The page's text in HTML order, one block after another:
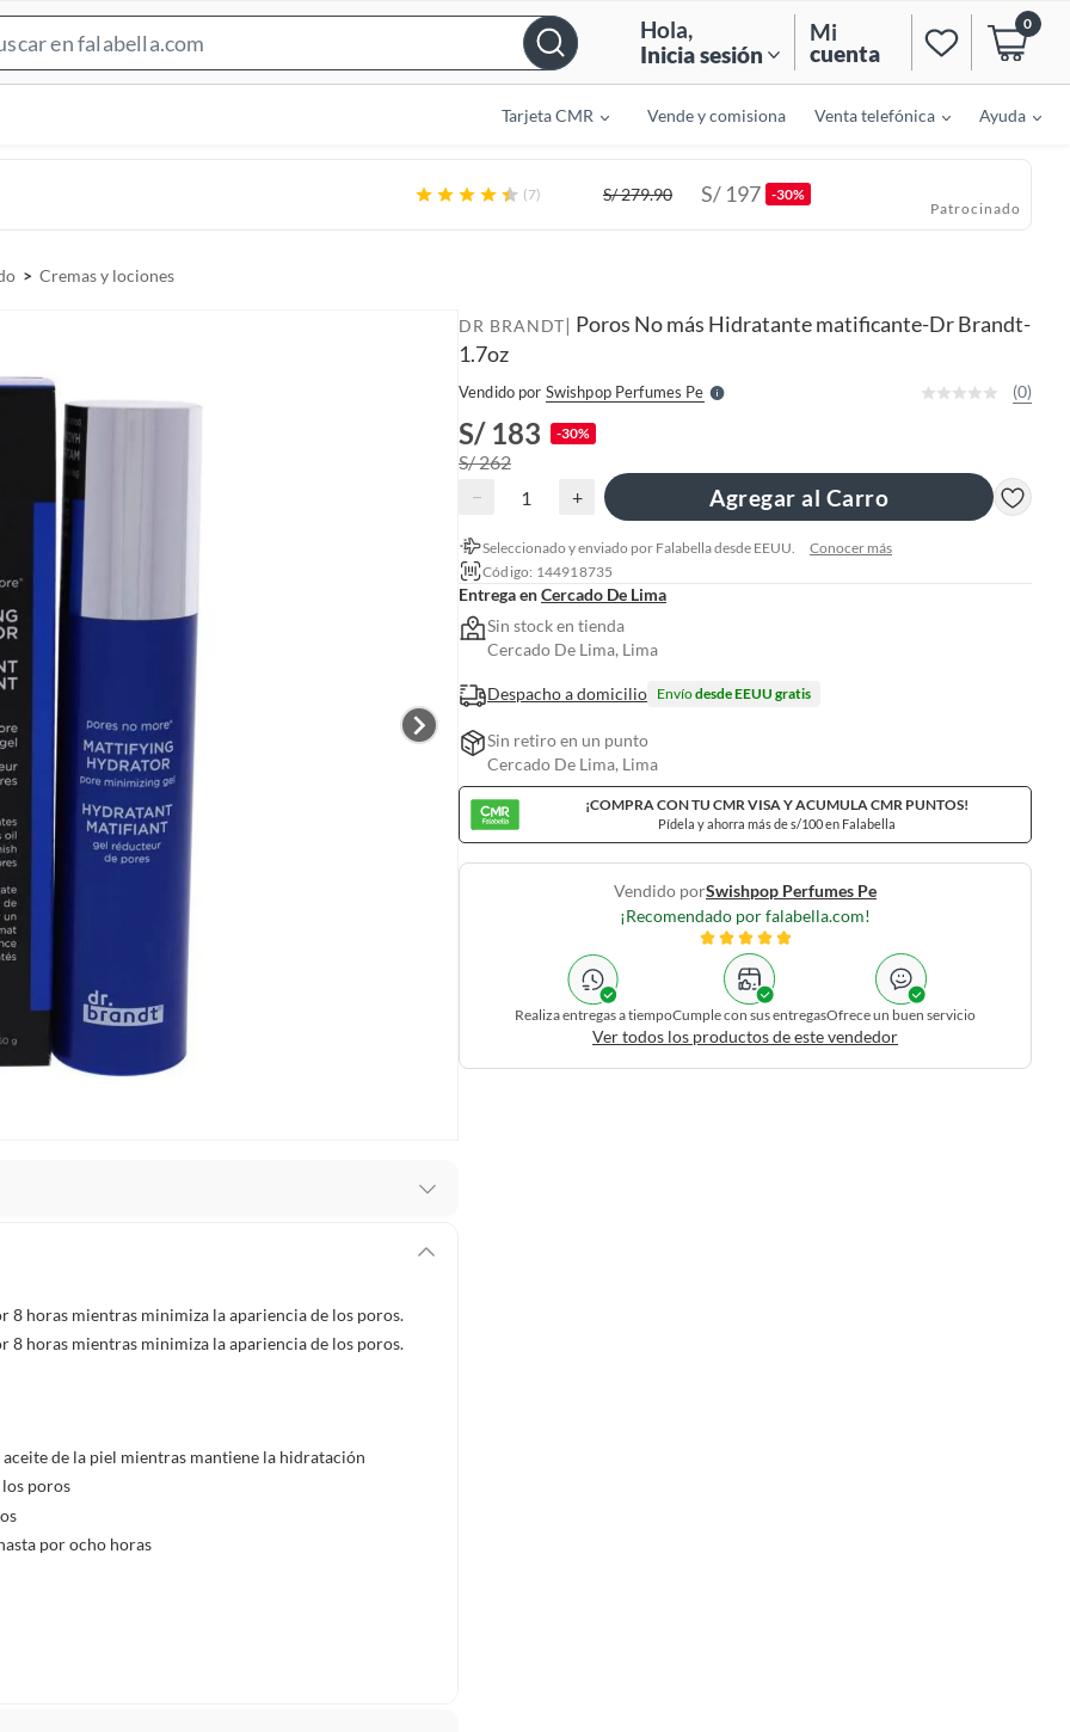
e
Hola,
Inicia sesión
Mi
cuenta
0
Tarjeta CMR Vende y comisiona Venta telefónica Ayuda
(7) S/279.90 S/ 197 -30%
Patrocinado
Cremas y lociones
tienen:
productos para asfalto.
tecnología, línea blanca, colchones, muebles, bicicletas y
8 horas mientras minimiza la apariencia de los poros.
8 horas mientras minimiza la apariencia de los poros.
de la piel mientras mantiene la hidratación
poros
por ocho horas
DR BRANDT| Poros No más Hidratante matificante-Dr Brandt-
1.7oz
Vendido por Swishpop Perfumes PeS
e
(0)
S/ 183 -30%
S/ 262
−
+ Agregar al Carro
Seleccionado y enviado por Falabella desde EEUU.
Conocer más
Código: 144918735
Entrega enCercado De Lima
Sin stock en tienda
Cercado De Lima, Lima
Despacho a domicilio Envíodesde EEUU gratis
Sin retiro en un punto
Cercado De Lima, Lima
¡COMPRA CON TU CMR VISA Y ACUMULA CMR PUNTOS!
Pídela y ahorra más de s/100 en Falabella
Vendido porSwishpop Perfumes Pe
¡Recomendado por falabella.com!
Realiza entregas a tiempoCumple con sus entregasOfrece un buen servicio
Ver todos los productos de este vendedor